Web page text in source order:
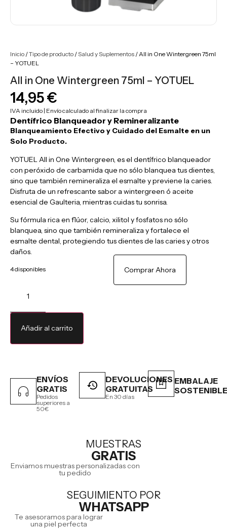
Inicio /Tipo de producto /Salud y Suplementos / All in One Wintergreen 75ml
– YOTUEL
All in One Wintergreen 75ml – YOTUEL
14,95€
IVA incluido | Envío calculado al finalizar la compra
Dentífrico Blanqueador y Remineralizante
Blanqueamiento Efectivo y Cuidado del Esmalte en un
Solo Producto.
YOTUEL All in One Wintergreen, es el dentífrico blanqueador
con peróxido de carbamida que no sólo blanquea tus dientes,
sino que también remineraliza el esmalte y previene la caries.
Disfruta de un refrescante sabor a wintergreen ó aceite
esencial de Gaulteria, mientras cuidas tu sonrisa.
Su fórmula rica en flúor, calcio, xilitol y fosfatos no sólo
blanquea, sino que también remineraliza y fortalece el
esmalte dental, protegiendo tus dientes de las caries y otros
daños.
4 disponibles
Añadir al carrito
Comprar Ahora
ENVÍOS
GRATIS
Pedidos
superiores a
50€
DEVOLUCIONES
GRATUITAS
En 30 días
EMBALAJE
SOSTENIBLE
MUESTRAS
GRATIS
Enviamos muestras personalizadas con
tu pedido
SEGUIMIENTO POR
WHATSAPP
Te asesoramos para lograr
una piel perfecta